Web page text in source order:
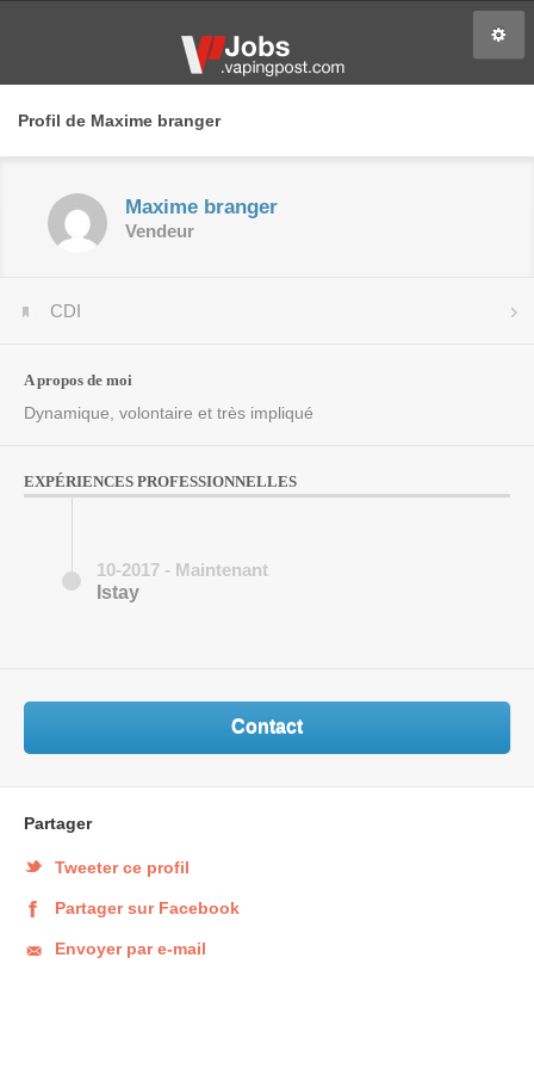
Profil de Maxime branger
Maxime branger
Vendeur
CDI
A propos de moi
Dynamique, volontaire et très impliqué
EXPÉRIENCES PROFESSIONNELLES
10-2017 - Maintenant
Istay
Contact
Partager
Tweeter ce profil
Partager sur Facebook
Envoyer par e-mail